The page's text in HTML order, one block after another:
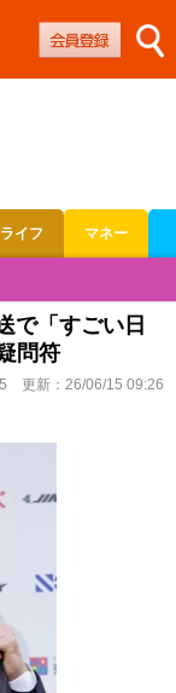
ライフ マネー
で「すごい日
問符
更新： 26/06/15 09:26